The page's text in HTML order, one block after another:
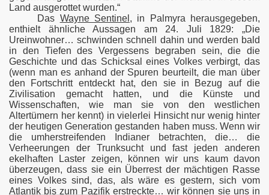
Land ausgerottet wurden.“
Das Wayne Sentinel , in Palmyra herausgegeben,
enthielt ähnliche Aussagen am 24. Juli 1829: „Die
Ureinwohner… schwinden schnell dahin und werden bald
in den Tiefen des Vergessens begraben sein, die die
Geschichte und das Schicksal eines Volkes verbirgt, das
(wenn man es anhand der Spuren beurteilt, die man über
den Fortschritt entdeckt hat, den sie in Bezug auf die
Zivilisation gemacht hatten, und die Künste und
Wissenschaften, wie man sie von den westlichen
Altertümern her kennt) in vielerlei Hinsicht nur wenig hinter
der heutigen Generation gestanden haben muss. Wenn wir
die umherstreifenden Indianer betrachten, die… die
Verheerungen der Trunksucht und fast jeden anderen
ekelhaften Laster zeigen, können wir uns kaum davon
überzeugen, dass sie ein Überrest der mächtigen Rasse
eines Volkes sind, das, als wäre es gestern, sich vom
Atlantik bis zum Pazifikerstreckte… wir können sie uns in